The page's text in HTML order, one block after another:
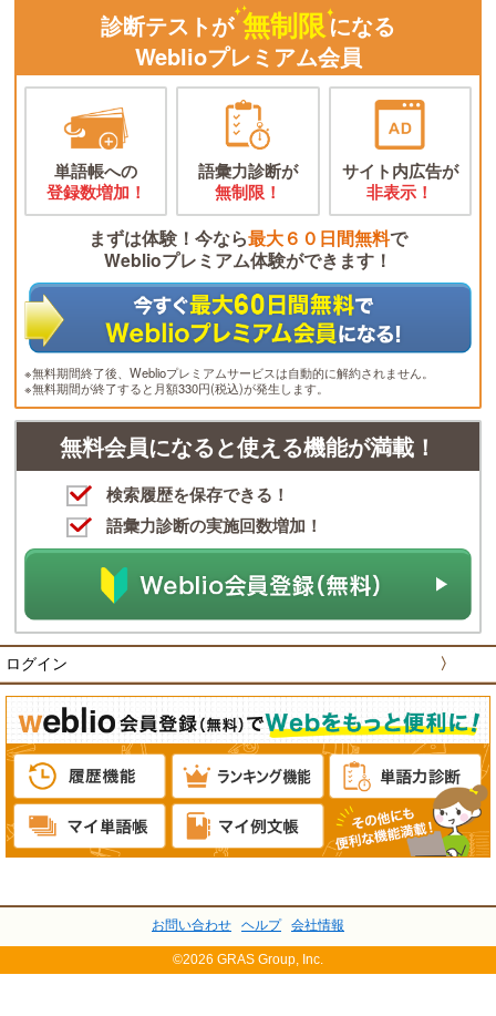
診断テストが 無制限になる
Weblioプレミアム会員
単語帳への
登録数増加！
語彙力診断が
無制限！
サイト内広告が
非表示！
まずは体験！今なら最大６０日間無料で
Weblioプレミアム体験ができます！
※無料期間終了後、Weblioプレミアムサービスは自動的に解約されません。
※無料期間が終了すると月額330円(税込)が発生します。
無料会員になると使える機能が満載！
検索履歴を保存できる！
語彙力診断の実施回数増加！
ログイン 〉
お問い合わせ ヘルプ 会社情報
©2026 GRAS Group, Inc.